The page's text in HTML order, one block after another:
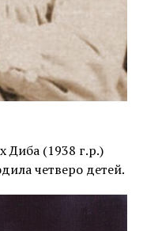
Диба (1938 г.р.)
четверо детей.